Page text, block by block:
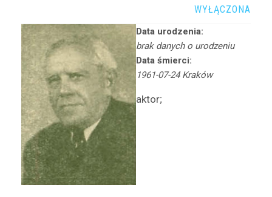
Arnoldówna Maria
Arnoldt Wiktor
Aston Adam
Azarewicz Helena
Bąbolska Maria
Bachnerówna Regina
Bajkowska Zofia
Balcerkiewiczówna Maria
Balcerzak Aleksander
FELIKS
WYŁĄCZONA
Data urodzenia:
brak danych o urodzeniu
Data śmierci:
1961-07-24 Kraków
aktor;